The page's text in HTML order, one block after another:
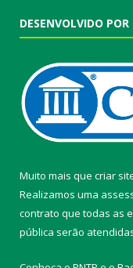
DESENVOLVIDO POR
Muito mais que criar
Realizamos uma
contrato que todas as
pública serão